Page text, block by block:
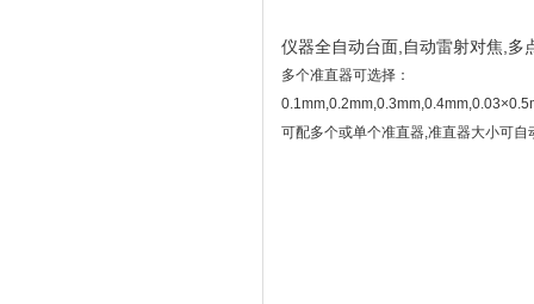
仪器全自动台面,自动雷射对焦,多
多个准直器可选择：
可配多个或单个准直器,准直器大小可自